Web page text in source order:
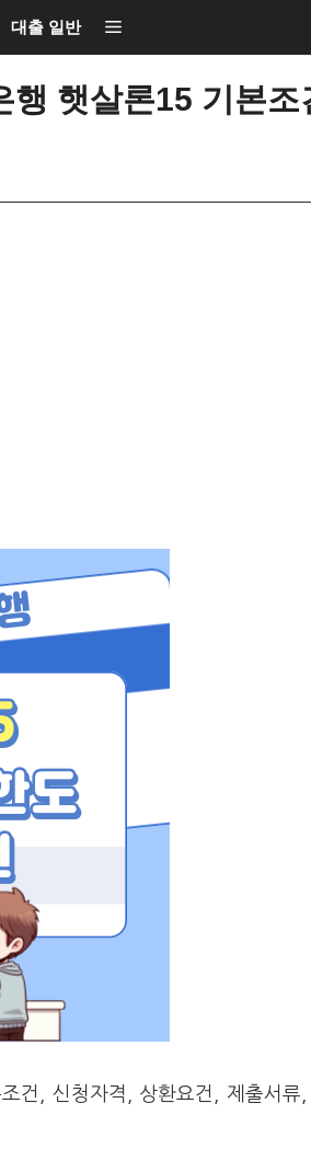
대출 일반
햇살론15 기본조
건, 신청자격, 상환요건, 제출서류,